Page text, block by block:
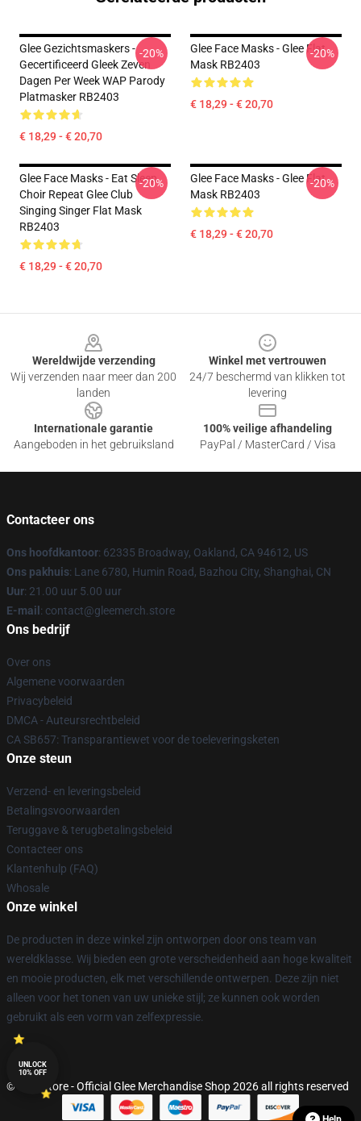
Glee Gezichtsmaskers -
Gecertificeerd Gleek Zeven
Dagen Per Week WAP Parody
Platmasker RB2403
€ 18,29 - € 20,70
-20%
Glee Face Masks - Glee Flat
Mask RB2403
€ 18,29 - € 20,70
-20%
Glee Face Masks - Eat Sleep
Choir Repeat Glee Club
Singing Singer Flat Mask
RB2403
€ 18,29 - € 20,70
-20%
Glee Face Masks - Glee Flat
Mask RB2403
€ 18,29 - € 20,70
-20%
Wereldwijde verzending
Wij verzenden naar meer dan 200
landen
Winkel met vertrouwen
24/7 beschermd van klikken tot
levering
Internationale garantie
Aangeboden in het gebruiksland
100% veilige afhandeling
PayPal / MasterCard / Visa
Contacteer ons
Ons hoofdkantoor: 62335 Broadway, Oakland, CA 94612, US
Ons pakhuis: Lane 6780, Humin Road, Bazhou City, Shanghai, CN
Uur: 21.00 uur 5.00 uur
E-mail : contact@gleemerch.store
Ons bedrijf
Over ons
Algemene voorwaarden
Privacybeleid
DMCA - Auteursrechtbeleid
CA SB657: Transparantiewet voor de toeleveringsketen
Onze steun
Verzend- en leveringsbeleid
Betalingsvoorwaarden
Teruggave & terugbetalingsbeleid
Contacteer ons
Klantenhulp (FAQ)
Whosale
Onze winkel
De producten in deze winkel zijn ontworpen door ons team van
wereldklasse. Wij bieden een grote verscheidenheid aan hoge kwaliteit
en mooie producten, elk met verschillende ontwerpen. Deze zijn niet
alleen voor het tonen van uw unieke stijl; ze kunnen ook worden
gebruikt als een vorm van zelfexpressie.
© Glee Store - Official Glee Merchandise Shop 2026 all rights reserved
UNLOCK
10% OFF